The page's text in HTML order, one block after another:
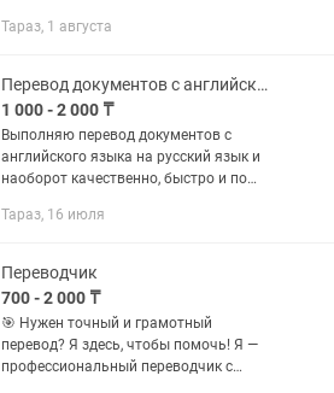
связи ,
Тараз, 1 августа
Перевод документов с английского языка
1 000 - 2 000 ₸
Выполняю перевод документов с
английского языка на русский язык и
наоборот качественно, быстро и по
переводчика. Переведенные
последующего...
Тараз, 16 июля
Переводчик
700 - 2 000 ₸
🎯 Нужен точный и грамотный
перевод? Я здесь, чтобы помочь! Я —
профессиональный переводчик с